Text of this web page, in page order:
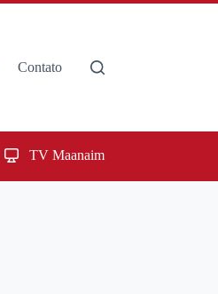
Contato
TV Maanaim